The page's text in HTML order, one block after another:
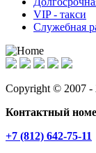
VIP - такси
Служебная
Copyright © 2007 -
Контактный
+7 (812) 642-75-11